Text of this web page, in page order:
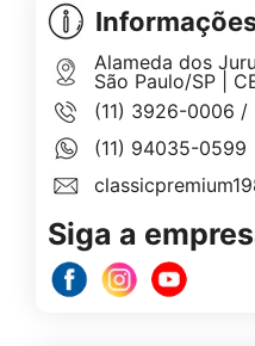
Alameda dos
São Paulo/SP |
(11) 3926-0006 /
(11) 94035-0599
Siga a